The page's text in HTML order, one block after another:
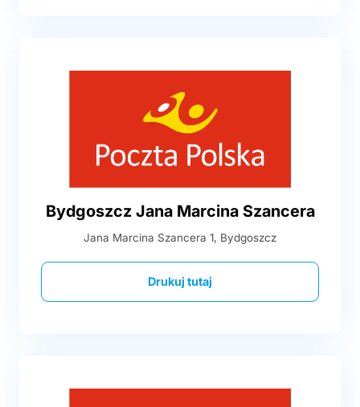
Bydgoszcz Jana Marcina Szancera
Jana Marcina Szancera 1, Bydgoszcz
Drukuj tutaj